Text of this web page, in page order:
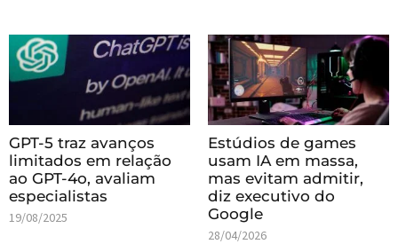
GPT-5 traz avanços
limitados em relação
ao GPT-4o, avaliam
especialistas
19/08/2025
Estúdios de games
usam IA em massa,
mas evitam admitir,
diz executivo do
Google
28/04/2026